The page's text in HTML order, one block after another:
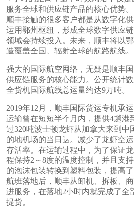
服务全球和供应链产品的核心优势
顺丰接触的很多客户都是从数字化
运用鄂州枢纽，形成全球数字供应
领域会持续投入。未来，顺丰将以
造覆盖全国、辐射全球的航路航线。
强大的国际航空网络，无疑是顺丰
供应链服务的核心能力。公开统计
全货机国际航线总运量约达9万吨。
2019年12月，顺丰国际货运专机承
运输曾在短短半个月内，提供4趟港
过320吨波士顿龙虾从加拿大来到中
的地机场的当日达。减少了龙虾空
存活率。在运输过程中，为了保证
程保持2～8度的温度控制，并且支
的泡沫包装转换到塑料包装，提高
航班落地后，顺丰从卸机、拆板、
进服务，在落地2小时内就完成了全
提货。